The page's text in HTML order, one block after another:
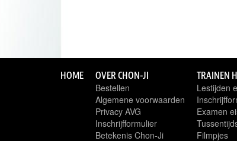
HOME OVER CHON-JI
Bestellen
Algemene voorwaarden
Privacy AVG
Inschrijfformulier
Betekenis Chon-Ji
TRAINEN
Lestijden
Examen
Filmpjes